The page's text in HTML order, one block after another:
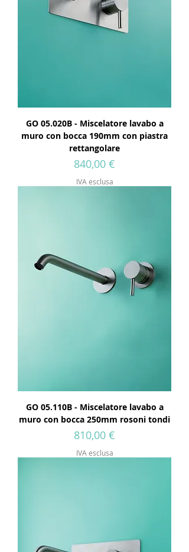
GO 05.020B - Miscelatore lavabo a
muro con bocca 190mm con piastra
rettangolare
Prezzo
840,00 €
IVA esclusa
GO 05.110B - Miscelatore lavabo a
muro con bocca 250mm rosoni tondi
Prezzo
810,00 €
IVA esclusa